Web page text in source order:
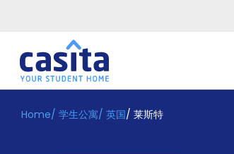
Home ZH GBP
Home/ 学生公寓/ 英国/ 莱斯特